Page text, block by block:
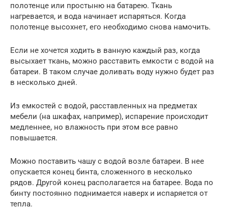
полотенце или простыню на батарею. Ткань
нагревается, и вода начинает испаряться. Когда
полотенце высохнет, его необходимо снова намочить.
Если не хочется ходить в ванную каждый раз, когда
высыхает ткань, можно расставить емкости с водой на
батареи. В таком случае доливать воду нужно будет раз
в несколько дней.
Из емкостей с водой, расставленных на предметах
мебели (на шкафах, например), испарение происходит
медленнее, но влажность при этом все равно
повышается.
Можно поставить чашу с водой возле батареи. В нее
опускается конец бинта, сложенного в несколько
рядов. Другой конец располагается на батарее. Вода по
бинту постоянно поднимается наверх и испаряется от
тепла.